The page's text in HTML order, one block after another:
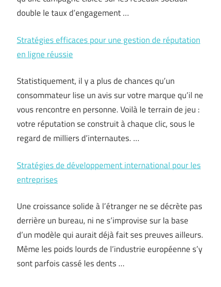
double le taux d’engagement …
Stratégies efficaces pour une gestion de réputation
en ligne réussie
Statistiquement, il y a plus de chances qu’un
consommateur lise un avis sur votre marque qu’il ne
vous rencontre en personne. Voilà le terrain de jeu :
votre réputation se construit à chaque clic, sous le
regard de milliers d’internautes. …
Stratégies de développement international pour les
entreprises
Une croissance solide à l’étranger ne se décrète pas
derrière un bureau, ni ne s’improvise sur la base
d’un modèle qui aurait déjà fait ses preuves ailleurs.
Même les poids lourds de l’industrie européenne s’y
sont parfois cassé les dents …